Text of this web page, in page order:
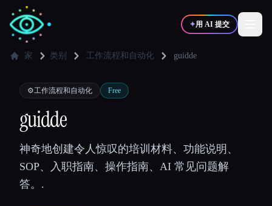
✦用 AI 提交
✍️写作者
💻
🎓 学生 🎬 创作者
家 类别 工作流程和自动化 guidde
⚙️工作流程和自动化 Free
guidde
神奇地创建令人惊叹的培训材料、功能说明、
SOP、入职指南、操作指南、AI 常见问题解
答。.